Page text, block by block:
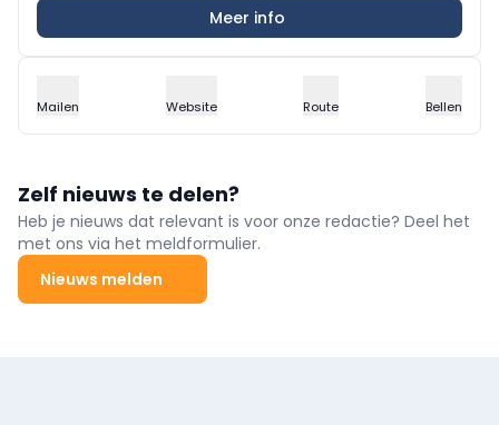
Meer info
Mailen Website Route Bellen
Zelf nieuws te delen?
Heb je nieuws dat relevant is voor onze redactie? Deel het
met ons via het meldformulier.
Nieuws melden